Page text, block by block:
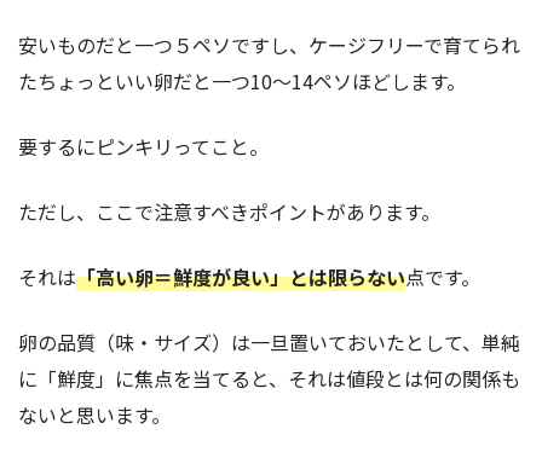
安いものだと一つ５ペソですし、ケージフリーで育てられ
たちょっといい卵だと一つ10～14ペソほどします。
要するにピンキリってこと。
ただし、ここで注意すべきポイントがあります。
それは「高い卵＝鮮度が良い」とは限らない点です。
卵の品質（味・サイズ）は一旦置いておいたとして、単純
に「鮮度」に焦点を当てると、それは値段とは何の関係も
ないと思います。